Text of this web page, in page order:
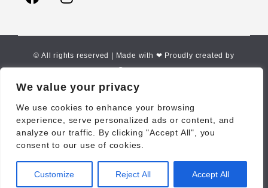
We value your privacy
We use cookies to enhance your browsing
experience, serve personalized ads or content, and
analyze our traffic. By clicking "Accept All", you
consent to our use of cookies.
Customize Reject All Accept All
© All rights reserved | Made with ❤ Proudly created by
Corne.gr